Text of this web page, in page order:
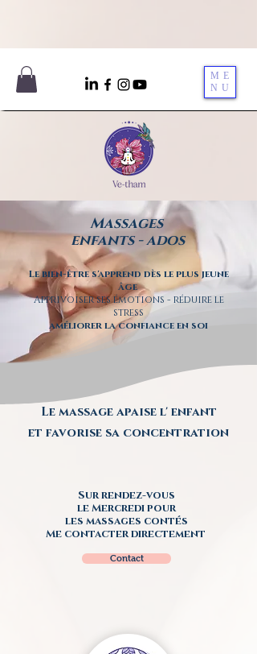
ME
NU
Massages
enfants - ados
Le bien-être s'apprend dès le plus jeune
âge
Apprivoiser ses émotions - réduire le
stress
améliorer la confiance en soi
Le massage apaise l' enfant
et favorise sa concentration
Contact
Sur rendez-vous
le Mercredi pour
les massages contés
Me contacter directement